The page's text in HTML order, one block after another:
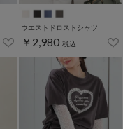
ウエストドロストシャツ
￥2,980 税込